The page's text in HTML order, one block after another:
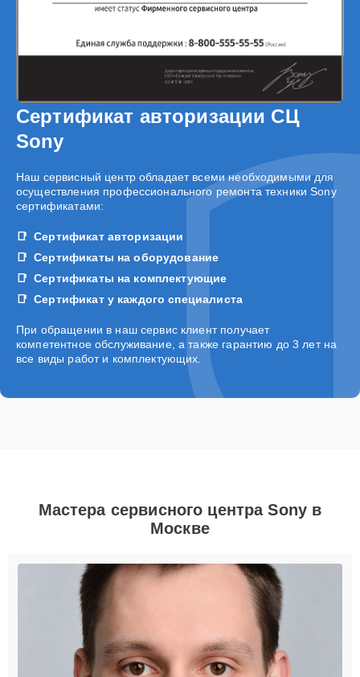
Сертификат авторизации СЦ
Sony
Наш сервисный центр обладает всеми необходимыми для
осуществления профессионального ремонта техники Sony
сертификатами:
Сертификат авторизации
Сертификаты на оборудование
Сертификаты на комплектующие
Сертификат у каждого специалиста
При обращении в наш сервис клиент получает
компетентное обслуживание, а также гарантию до 3 лет на
все виды работ и комплектующих.
Мастера сервисного центра Sony в
Москве